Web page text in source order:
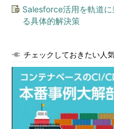
Salesforce活用を軌道に
る具体的解決策
チェックしておきたい人